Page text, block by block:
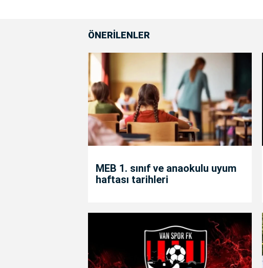
ÖNERİLENLER
MEB 1. sınıf ve anaokulu uyum
haftası tarihleri